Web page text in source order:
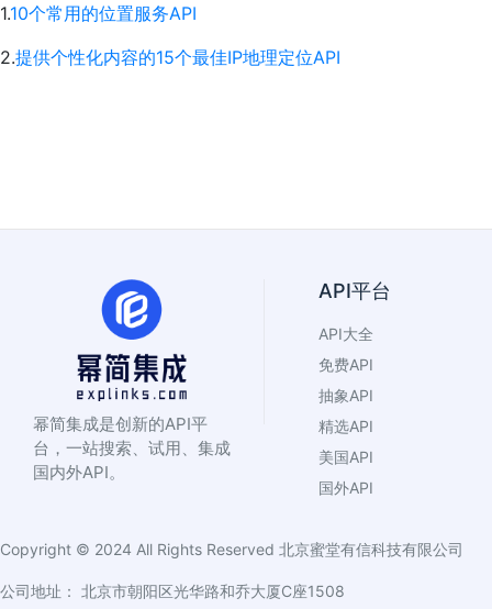
1.10个常用的位置服务API
2.提供个性化内容的15个最佳IP地理定位API
幂简集成是创新的API平
台，一站搜索、试用、集成
国内外API。
API平台
API大全
免费API
抽象API
精选API
美国API
国外API
Copyright © 2024 All Rights Reserved 北京蜜堂有信科技有限公司
公司地址： 北京市朝阳区光华路和乔大厦C座1508